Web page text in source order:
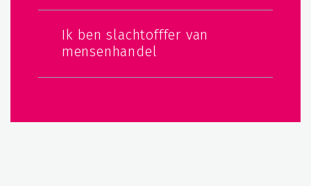
Ik ben slachtofffer van
mensenhandel